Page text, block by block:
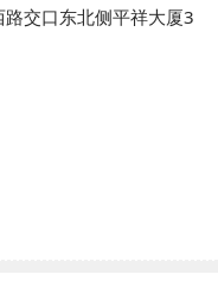
交口东北侧平祥大厦3